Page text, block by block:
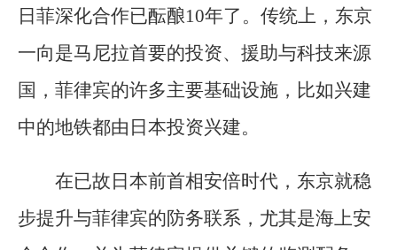
日菲深化合作已酝酿10年了。传统上，东京
一向是马尼拉首要的投资、援助与科技来源
国，菲律宾的许多主要基础设施，比如兴建
中的地铁都由日本投资兴建。
在已故日本前首相安倍时代，东京就稳
步提升与菲律宾的防务联系，尤其是海上安